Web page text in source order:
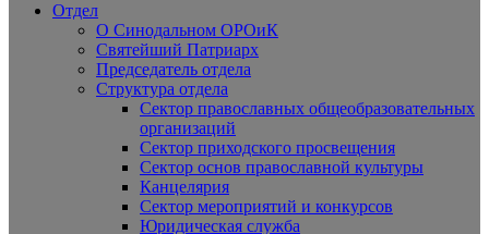
Отдел
О Синодальном ОРОиК
Святейший Патриарх
Председатель отдела
Структура отдела
Сектор православных общеобразовательных
организаций
Сектор приходского просвещения
Сектор основ православной культуры
Канцелярия
Сектор мероприятий и конкурсов
Юридическая служба